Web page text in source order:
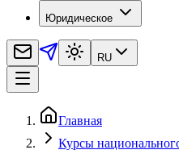
Юридическое
RU
Главная
Курсы